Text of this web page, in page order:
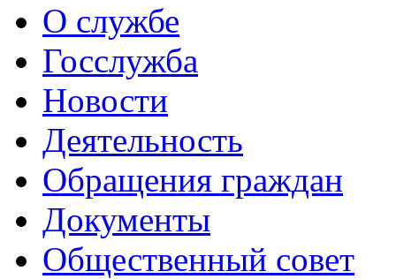
О службе
Госслужба
Новости
Деятельность
Обращения граждан
Документы
Общественный совет